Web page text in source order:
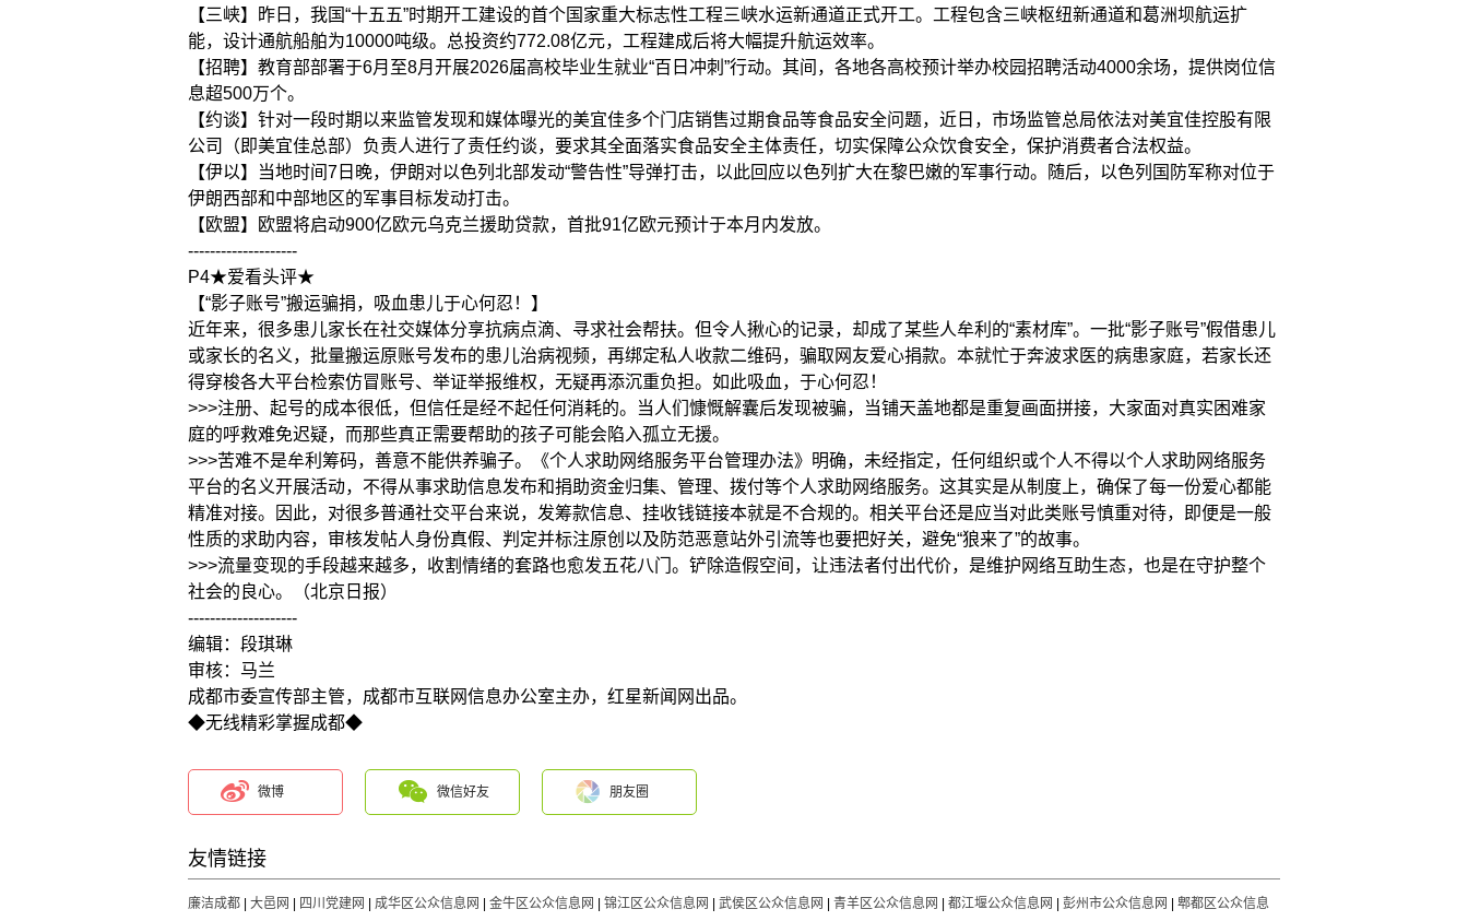
【三峡】昨日，我国“十五五”时期开工建设的首个国家重大标志性工程三峡水运新通道正式开工。工程包含三峡枢纽新通道和葛洲坝航运扩
能，设计通航船舶为10000吨级。总投资约772.08亿元，工程建成后将大幅提升航运效率。
【招聘】教育部部署于6月至8月开展2026届高校毕业生就业“百日冲刺”行动。其间，各地各高校预计举办校园招聘活动4000余场，提供岗位信
息超500万个。
【约谈】针对一段时期以来监管发现和媒体曝光的美宜佳多个门店销售过期食品等食品安全问题，近日，市场监管总局依法对美宜佳控股有限
公司（即美宜佳总部）负责人进行了责任约谈，要求其全面落实食品安全主体责任，切实保障公众饮食安全，保护消费者合法权益。
【伊以】当地时间7日晚，伊朗对以色列北部发动“警告性”导弹打击，以此回应以色列扩大在黎巴嫩的军事行动。随后，以色列国防军称对位于
伊朗西部和中部地区的军事目标发动打击。
【欧盟】欧盟将启动900亿欧元乌克兰援助贷款，首批91亿欧元预计于本月内发放。
--------------------
P4★爱看头评★
【“影子账号”搬运骗捐，吸血患儿于心何忍！】
近年来，很多患儿家长在社交媒体分享抗病点滴、寻求社会帮扶。但令人揪心的记录，却成了某些人牟利的“素材库”。一批“影子账号”假借患儿
或家长的名义，批量搬运原账号发布的患儿治病视频，再绑定私人收款二维码，骗取网友爱心捐款。本就忙于奔波求医的病患家庭，若家长还
得穿梭各大平台检索仿冒账号、举证举报维权，无疑再添沉重负担。如此吸血，于心何忍！
>>>注册、起号的成本很低，但信任是经不起任何消耗的。当人们慷慨解囊后发现被骗，当铺天盖地都是重复画面拼接，大家面对真实困难家
庭的呼救难免迟疑，而那些真正需要帮助的孩子可能会陷入孤立无援。
>>>苦难不是牟利筹码，善意不能供养骗子。《个人求助网络服务平台管理办法》明确，未经指定，任何组织或个人不得以个人求助网络服务
平台的名义开展活动，不得从事求助信息发布和捐助资金归集、管理、拨付等个人求助网络服务。这其实是从制度上，确保了每一份爱心都能
精准对接。因此，对很多普通社交平台来说，发筹款信息、挂收钱链接本就是不合规的。相关平台还是应当对此类账号慎重对待，即便是一般
性质的求助内容，审核发帖人身份真假、判定并标注原创以及防范恶意站外引流等也要把好关，避免“狼来了”的故事。
>>>流量变现的手段越来越多，收割情绪的套路也愈发五花八门。铲除造假空间，让违法者付出代价，是维护网络互助生态，也是在守护整个
社会的良心。（北京日报）
--------------------
编辑：段琪琳
审核：马兰
成都市委宣传部主管，成都市互联网信息办公室主办，红星新闻网出品。
◆无线精彩掌握成都◆
微博 微信好友 朋友圈
友情链接
廉洁成都 大邑网 四川党建网 成华区公众信息网 金牛区公众信息网 锦江区公众信息网 武侯区公众信息网 青羊区公众信息网 都江堰公众信息网 彭州市公众信息网 郫都区公众信息